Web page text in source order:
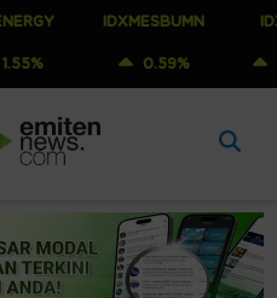
IDXMESBUMN
0.59% 0.53%